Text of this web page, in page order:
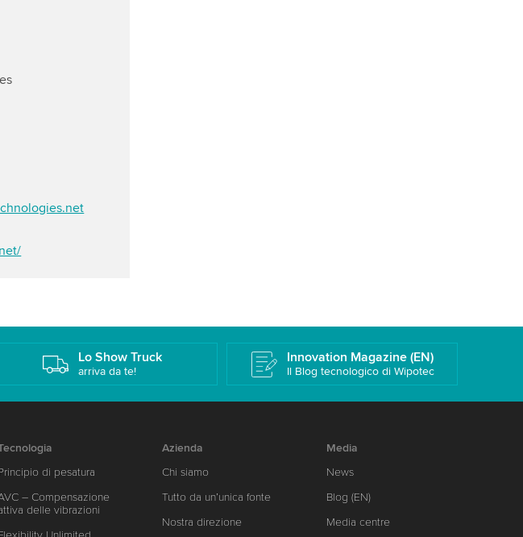
Lo Show Truck
arriva da te!
Innovation Magazine (EN)
Il Blog tecnologico di Wipotec
di pesatura
– Compensazione
delle vibrazioni
Azienda
Chi siamo
Tutto da un’unica fonte
Nostra direzione
Media
News
Blog (EN)
Media centre